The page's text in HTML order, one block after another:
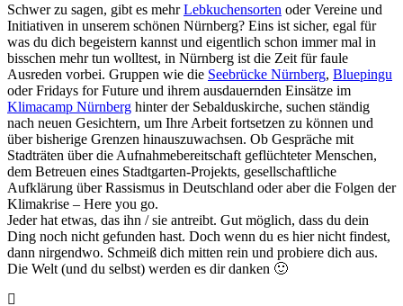
Schwer zu sagen, gibt es mehrLebkuchensorten oder Vereine und
Initiativen in unserem schönen Nürnberg? Eins ist sicher, egal für
was du dich begeistern kannst und eigentlich schon immer mal in
bisschen mehr tun wolltest, in Nürnberg ist die Zeit für faule
Ausreden vorbei. Gruppen wie die Seebrücke Nürnberg, Bluepingu
oder Fridays for Future und ihrem ausdauernden Einsätze im
Klimacamp Nürnberg hinter der Sebalduskirche, suchen ständig
nach neuen Gesichtern, um Ihre Arbeit fortsetzen zu können und
über bisherige Grenzen hinauszuwachsen. Ob Gespräche mit
Stadträten über die Aufnahmebereitschaft geflüchteter Menschen,
dem Betreuen eines Stadtgarten-Projekts, gesellschaftliche
Aufklärung über Rassismus in Deutschland oder aber die Folgen der
Klimakrise – Here you go.
Jeder hat etwas, das ihn / sie antreibt. Gut möglich, dass du dein
Ding noch nicht gefunden hast. Doch wenn du es hier nicht findest,
dann nirgendwo. Schmeiß dich mitten rein und probiere dich aus.
Die Welt (und du selbst) werden es dir danken 🙂